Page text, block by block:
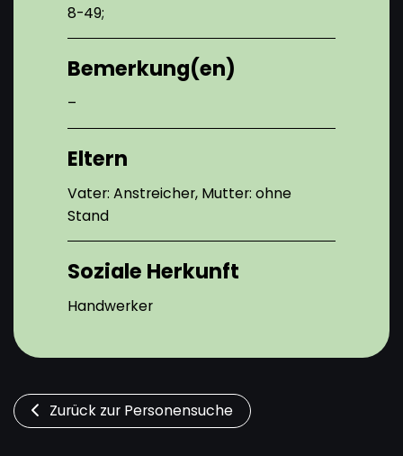
8-49;
Bemerkung(en)
–
Eltern
Vater: Anstreicher, Mutter: ohne
Stand
Soziale Herkunft
Handwerker
Zurück zur Personensuche